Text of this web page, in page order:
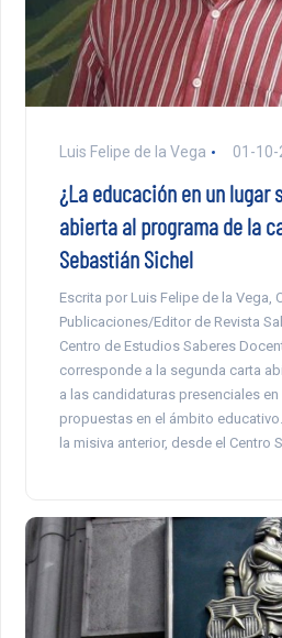
Luis Felipe de la Vega 01-10-
¿La educación en un lugar
abierta al programa de la
Sebastián Sichel
Escrita por Luis Felipe de la Vega,
Publicaciones/Editor de Revista
Centro de Estudios Saberes
corresponde a la segunda carta
a las candidaturas presenciales
propuestas en el ámbito
la misiva anterior, desde el Centro